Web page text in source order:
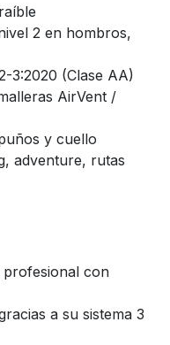
2 en hombros,
3:2020 (Clase AA)
AirVent /
y cuello
adventure, rutas
profesional con
a su sistema 3